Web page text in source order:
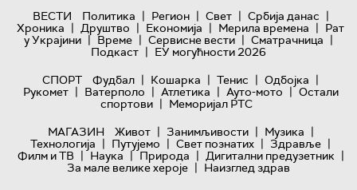
ВЕСТИ Политика | Регион | Свет | Србија данас |
Хроника | Друштво | Економија | Мерила времена | Рат
у Украјини | Време | Сервисне вести | Сматрачница |
Подкаст | ЕУ могућности 2026
СПОРТ
Фудбал | Кошарка | Тенис | Одбојка |
Рукомет | Ватерполо | Атлетика | Ауто-мото | Остали
спортови | Меморијал РТС
МАГАЗИН
Живот | Занимљивости | Музика |
Технологијa | Путујемо | Свет познатих | Здравље |
Филм и ТВ | Наука | Природа | Дигитални предузетник |
За мале велике хероје | Наизглед здрав